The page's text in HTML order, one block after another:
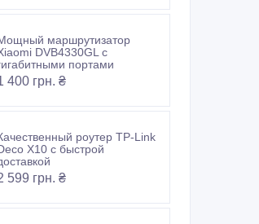
маршрутизатор
DVB4330GL с
портами
400 грн. ₴
роутер TP-Link
X10 с быстрой
599 грн. ₴